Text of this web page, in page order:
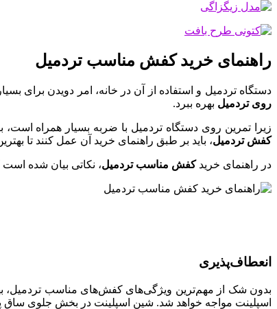
راهنمای خرید کفش مناسب تردمیل
دستگاه تردمیل و استفاده از آن در خانه، امر دویدن برای
روی تردمیل بهره ببرد.
زیرا تمرین روی دستگاه تردمیل با ضربه بسیار همراه
کفش تردمیل، باید بر طبق راهنمای خرید آن عمل کنند تا
در راهنمای خریدکفش مناسب تردمیل، نکاتی بیان شده است
انعطاف‌پذیری
بدون شک از مهم‌ترین ویژگی‌های کفش‌های مناسب تردمیل،
اسپلینت مواجه خواهد شد. شین اسپلینت در بخش جلوی ساق